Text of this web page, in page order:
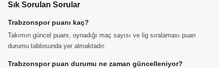
Sık Sorulan Sorular
Trabzonspor puanı kaç?
Takımın güncel puanı, oynadığı maç sayısı ve lig sıralaması puan
durumu tablosunda yer almaktadır.
Trabzonspor puan durumu ne zaman güncelleniyor?